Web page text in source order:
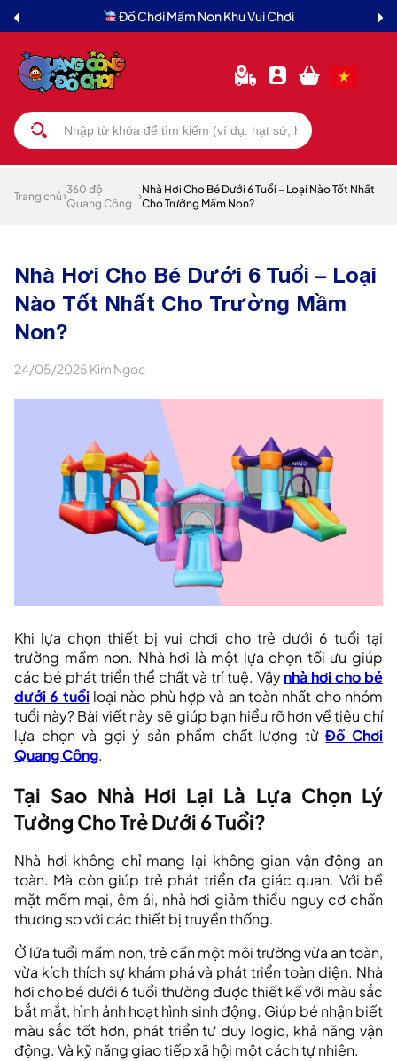
Đồ Chơi Mầm Non Khu Vui Chơi
Trang chủ
360 độ
Quang Công
Nhà Hơi Cho Bé Dưới 6 Tuổi – Loại Nào Tốt Nhất
Cho Trường Mầm Non?
Nhà Hơi Cho Bé Dưới 6 Tuổi – Loại
Nào Tốt Nhất Cho Trường Mầm
Non?
24/05/2025 Kim Ngoc
Khi lựa chọn thiết bị vui chơi cho trẻ dưới 6 tuổi tại
trường mầm non. Nhà hơi là một lựa chọn tối ưu giúp
các bé phát triển thể chất và trí tuệ. Vậynhà hơi cho bé
dưới 6 tuổi loại nào phù hợp và an toàn nhất cho nhóm
tuổi này? Bài viết này sẽ giúp bạn hiểu rõ hơn về tiêu chí
lựa chọn và gợi ý sản phẩm chất lượng từĐồ Chơi
Quang Công.
Tại Sao Nhà Hơi Lại Là Lựa Chọn Lý
Tưởng Cho Trẻ Dưới 6 Tuổi?
Nhà hơi không chỉ mang lại không gian vận động an
toàn. Mà còn giúp trẻ phát triển đa giác quan. Với bề
mặt mềm mại, êm ái, nhà hơi giảm thiểu nguy cơ chấn
thương so với các thiết bị truyền thống.
Ở lứa tuổi mầm non, trẻ cần một môi trường vừa an toàn,
vừa kích thích sự khám phá và phát triển toàn diện. Nhà
hơi cho bé dưới 6 tuổi thường được thiết kế với màu sắc
bắt mắt, hình ảnh hoạt hình sinh động. Giúp bé nhận biết
màu sắc tốt hơn, phát triển tư duy logic, khả năng vận
động. Và kỹ năng giao tiếp xã hội một cách tự nhiên.